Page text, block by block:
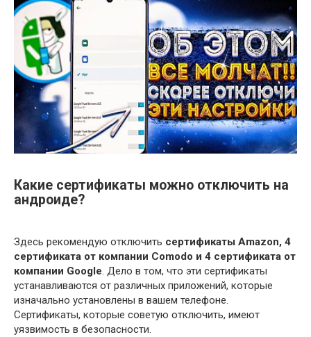
Какие сертификаты можно отключить на
андроиде?
Здесь рекомендую отключить сертификаты Amazon, 4
сертификата от компании Comodo и 4 сертификата от
компании Google. Дело в том, что эти сертификаты
устанавливаются от различных приложений, которые
изначально установлены в вашем телефоне.
Сертификаты, которые советую отключить, имеют
уязвимость в безопасности.